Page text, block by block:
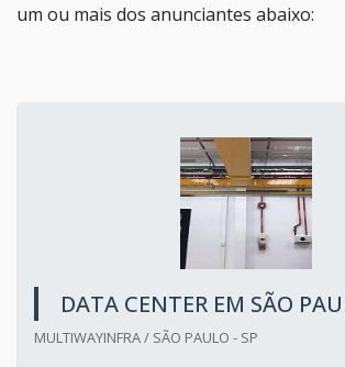
um ou mais dos anunciantes abaixo:
DATA CENTER EM SÃO
MULTIWAYINFRA / SÃO PAULO - SP